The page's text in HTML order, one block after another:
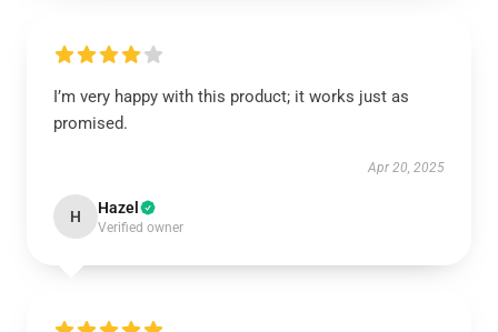
I’m very happy with this product; it works just as
promised.
Apr 20, 2025
H Hazel
Verified owner